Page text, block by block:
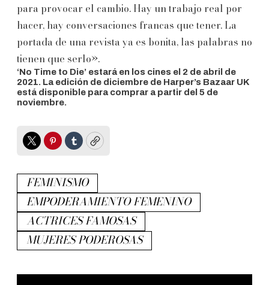
para provocar el cambio. Hay un trabajo real por
hacer, hay conversaciones francas que tener. La
portada de una revista ya es bonita, las palabras no
tienen que serlo».
‘No Time to Die’ estará en los cines el 2 de abril de
2021. La edición de diciembre de Harper’s Bazaar UK
está disponible para comprar a partir del 5 de
noviembre.
TwitterPinterest
TumblrCopy
FEMINISMO
EMPODERAMIENTO FEMENINO
ACTRICES FAMOSAS
MUJERES PODEROSAS